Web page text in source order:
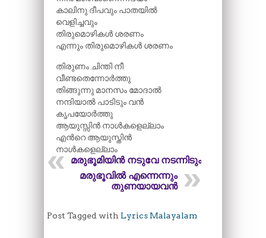
കാലിനു ദീപവും പാതയിൽ
വെളിച്ചവും
തിരുമൊഴികൾ ശരണം
എന്നും തിരുമൊഴികൾ ശരണം
തിരുണം ചിന്തി നീ
വീണ്ടതെന്നോർത്തു
തിങ്ങുന്നു മാനസം മോദാൽ
നന്ദിയാൽ പാടിടും വൻ
കൃപയോർത്തു
ആയുസ്സിൻ നാൾകളെല്ലാം
എന്‍റെ ആയുസ്തിൻ
നാൾകളെല്ലാം
മരുഭൂമിയിൻ നടുവേ നടന്നിടും
മരുഭൂവിൽ എന്നെന്നും
തുണയായവൻ
Post Tagged with Lyrics Malayalam